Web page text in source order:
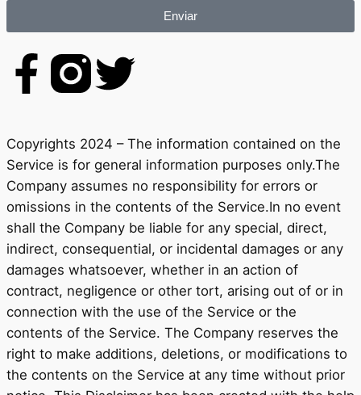
Enviar
Copyrights 2024 – The information contained on the
Service is for general information purposes only.The
Company assumes no responsibility for errors or
omissions in the contents of the Service.In no event
shall the Company be liable for any special, direct,
indirect, consequential, or incidental damages or any
damages whatsoever, whether in an action of
contract, negligence or other tort, arising out of or in
connection with the use of the Service or the
contents of the Service. The Company reserves the
right to make additions, deletions, or modifications to
the contents on the Service at any time without prior